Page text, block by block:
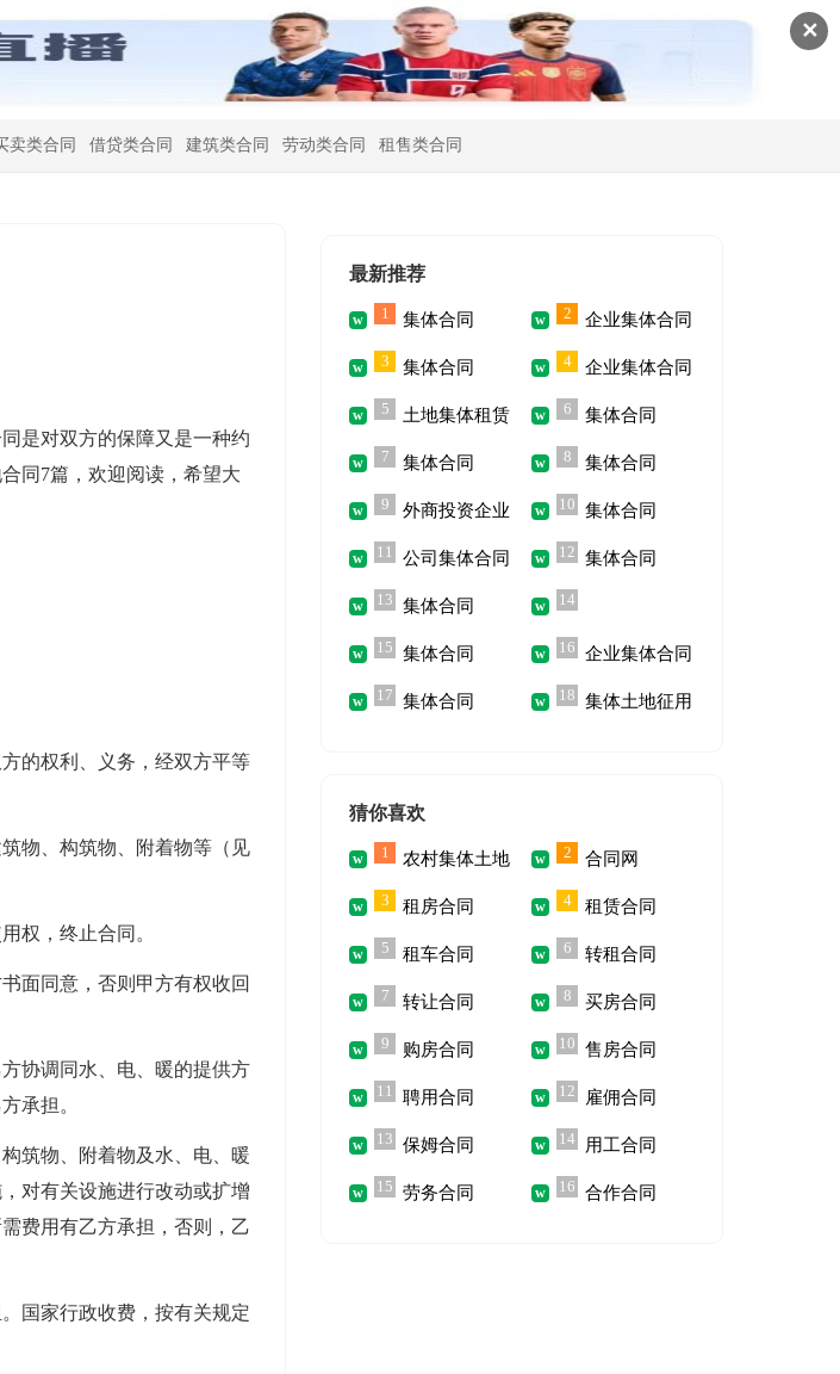
✕
卖类合同 借贷类合同 建筑类合同 劳动类合同 租售类合同
是对双方的保障又是一种约
同7篇，欢迎阅读，希望大
的权利、义务，经双方平等
物、构筑物、附着物等（见
权，终止合同。
面同意，否则甲方有权收回
协调同水、电、暖的提供方
承担。
筑物、附着物及水、电、暖
对有关设施进行改动或扩增
费用有乙方承担，否则，乙
国家行政收费，按有关规定
最新推荐
1 集体合同 2 企业集体合同
3 集体合同 4 企业集体合同
5 土地集体租赁
合同
6 集体合同
7 集体合同 8 集体合同
9 外商投资企业
集体合同新
10 集体合同
11 公司集体合同 12 集体合同
13 集体合同 14
15 集体合同 16 企业集体合同
17 集体合同 18 集体土地征用
猜你喜欢
1 农村集体土地
流转合同
2 合同网
3 租房合同 4 租赁合同
5 租车合同 6 转租合同
7 转让合同 8 买房合同
9 购房合同 10 售房合同
11 聘用合同 12 雇佣合同
13 保姆合同 14 用工合同
15 劳务合同 16 合作合同